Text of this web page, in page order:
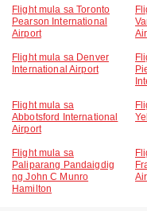
Flight mula sa Toronto
Pearson International
Airport
Flight mula sa Denver
International Airport
Flight mula sa
Abbotsford International
Airport
Flight mula sa
Paliparang Pandaigdig
ng John C Munro
Hamilton